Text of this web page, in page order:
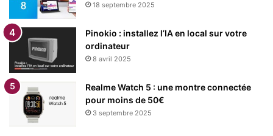
Suivez-nous pour les dernières mises à jour et guides.
Notepad Paint
18 septembre 2025
Pinokio : installez l’IA en local sur votre
ordinateur
8 avril 2025
Realme Watch 5 : une montre connectée
pour moins de 50€
3 septembre 2025